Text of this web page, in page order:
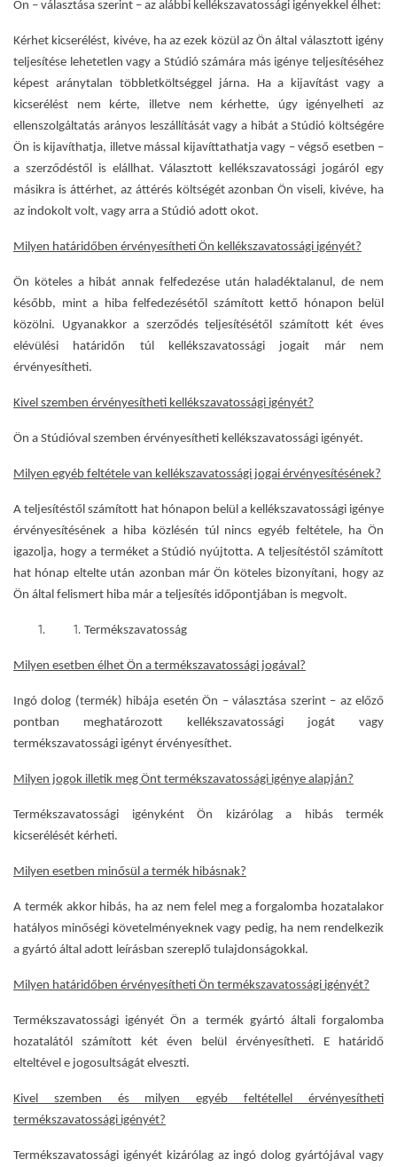
Ön – választása szerint – az alábbi kellékszavatossági igényekkel élhet:
Kérhet kicserélést, kivéve, ha az ezek közül az Ön által választott igény
teljesítése lehetetlen vagy a Stúdió számára más igénye teljesítéséhez
képest aránytalan többletköltséggel járna. Ha a kijavítást vagy a
kicserélést nem kérte, illetve nem kérhette, úgy igényelheti az
ellenszolgáltatás arányos leszállítását vagy a hibát a Stúdió költségére
Ön is kijavíthatja, illetve mással kijavíttathatja vagy – végső esetben –
a szerződéstől is elállhat. Választott kellékszavatossági jogáról egy
másikra is áttérhet, az áttérés költségét azonban Ön viseli, kivéve, ha
az indokolt volt, vagy arra a Stúdió adott okot.
Milyen határidőben érvényesítheti Ön kellékszavatossági igényét?
Ön köteles a hibát annak felfedezése után haladéktalanul, de nem
később, mint a hiba felfedezésétől számított kettő hónapon belül
közölni. Ugyanakkor a szerződés teljesítésétől számított két éves
elévülési határidőn túl kellékszavatossági jogait már nem
érvényesítheti.
Kivel szemben érvényesítheti kellékszavatossági igényét?
Ön a Stúdióval szemben érvényesítheti kellékszavatossági igényét.
Milyen egyéb feltétele van kellékszavatossági jogai érvényesítésének?
A teljesítéstől számított hat hónapon belül a kellékszavatossági igénye
érvényesítésének a hiba közlésén túl nincs egyéb feltétele, ha Ön
igazolja, hogy a terméket a Stúdió nyújtotta. A teljesítéstől számított
hat hónap eltelte után azonban már Ön köteles bizonyítani, hogy az
Ön által felismert hiba már a teljesítés időpontjában is megvolt.
Termékszavatosság
Milyen esetben élhet Ön a termékszavatossági jogával?
Ingó dolog (termék) hibája esetén Ön – választása szerint – az előző
pontban meghatározott kellékszavatossági jogát vagy
termékszavatossági igényt érvényesíthet.
Milyen jogok illetik meg Önt termékszavatossági igénye alapján?
Termékszavatossági igényként Ön kizárólag a hibás termék
kicserélését kérheti.
Milyen esetben minősül a termék hibásnak?
A termék akkor hibás, ha az nem felel meg a forgalomba hozatalakor
hatályos minőségi követelményeknek vagy pedig, ha nem rendelkezik
a gyártó által adott leírásban szereplő tulajdonságokkal.
Milyen határidőben érvényesítheti Ön termékszavatossági igényét?
Termékszavatossági igényét Ön a termék gyártó általi forgalomba
hozatalától számított két éven belül érvényesítheti. E határidő
elteltével e jogosultságát elveszti.
Kivel szemben és milyen egyéb feltétellel érvényesítheti
termékszavatossági igényét?
Termékszavatossági igényét kizárólag az ingó dolog gyártójával vagy